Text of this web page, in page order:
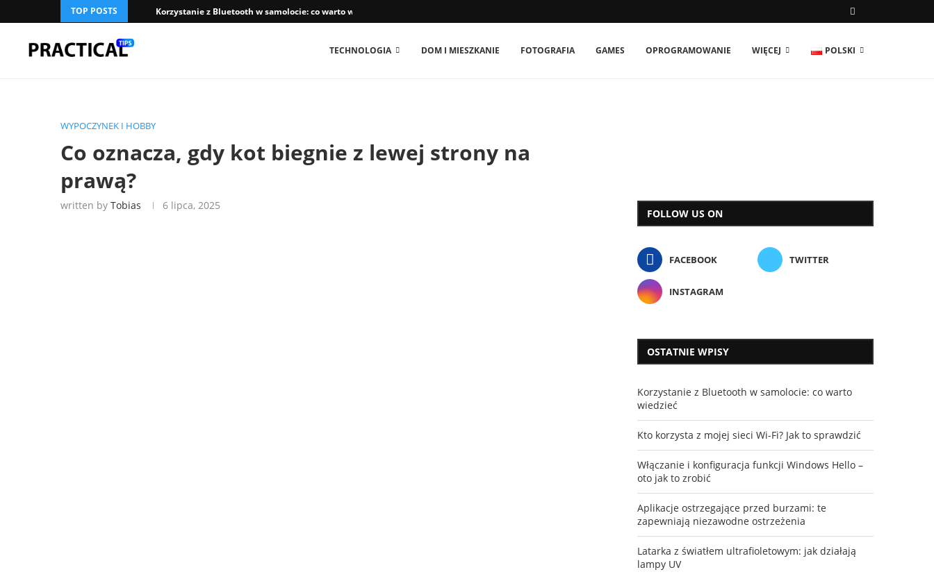
TOP POSTS Korzystanie z Bluetooth w samolocie: co warto wiedzieć
TECHNOLOGIA DOM I MIESZKANIE FOTOGRAFIA GAMES OPROGRAMOWANIE WIĘCEJ POLSKI
WYPOCZYNEK I HOBBY
Co oznacza, gdy kot biegnie z lewej strony na
prawą?
written by Tobias 6 lipca, 2025
FOLLOW US ON
FACEBOOK TWITTER
INSTAGRAM
OSTATNIE WPISY
Korzystanie z Bluetooth w samolocie: co warto
wiedzieć
Kto korzysta z mojej sieci Wi-Fi? Jak to sprawdzić
Włączanie i konfiguracja funkcji Windows Hello –
oto jak to zrobić
Aplikacje ostrzegające przed burzami: te
zapewniają niezawodne ostrzeżenia
Latarka z światłem ultrafioletowym: jak działają
lampy UV